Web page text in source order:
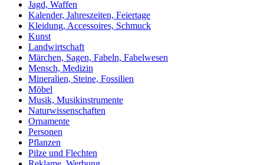
Jagd, Waffen
Kalender, Jahreszeiten, Feiertage
Kleidung, Accessoires, Schmuck
Kunst
Landwirtschaft
Märchen, Sagen, Fabeln, Fabelwesen
Mensch, Medizin
Mineralien, Steine, Fossilien
Möbel
Musik, Musikinstrumente
Naturwissenschaften
Ornamente
Personen
Pflanzen
Pilze und Flechten